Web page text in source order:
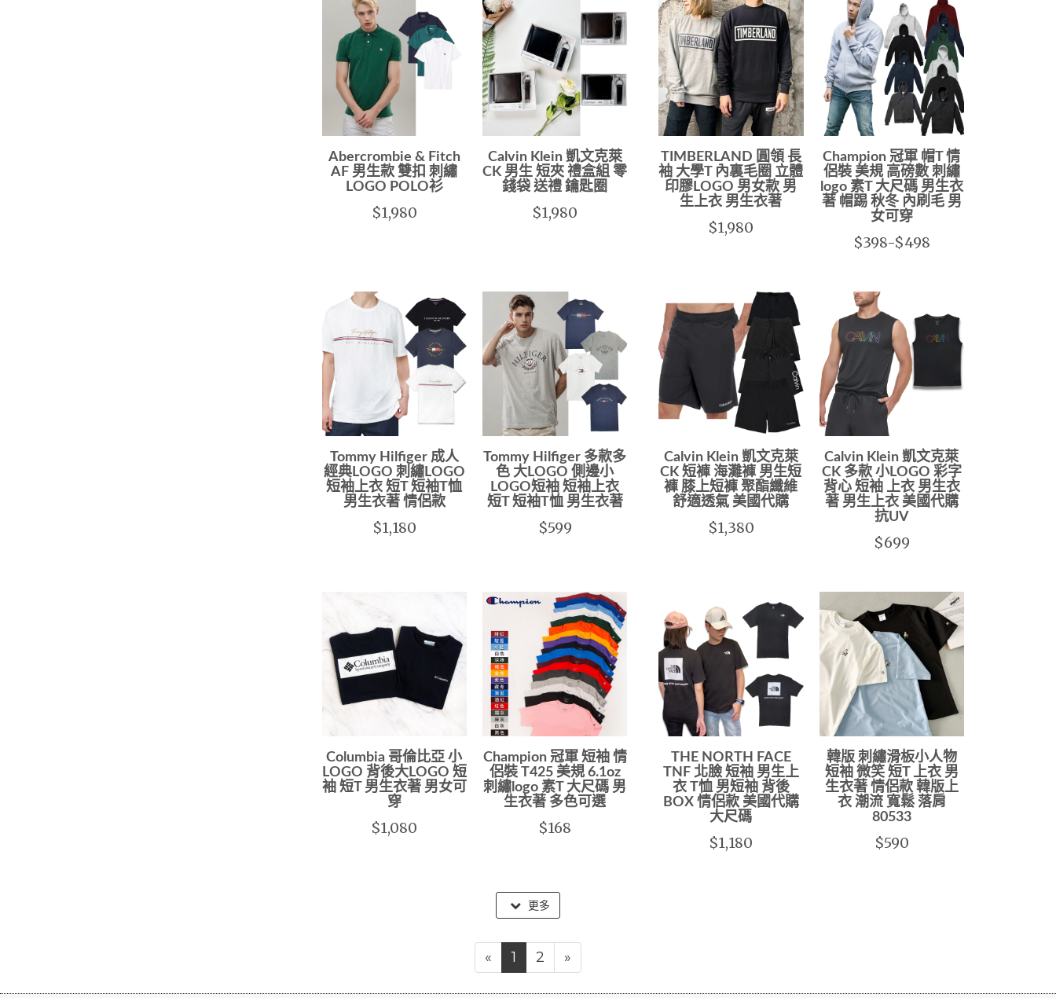
Abercrombie & Fitch
AF 男生款 雙扣 刺繡
LOGO POLO衫
$1,980
Calvin Klein 凱文克萊
CK 男生 短夾 禮盒組 零
錢袋 送禮 鑰匙圈
$1,980
TIMBERLAND 圓領 長
袖 大學T 內裏毛圈 立體
印膠LOGO 男女款 男
生上衣 男生衣著
$1,980
Champion 冠軍 帽T 情
侶裝 美規 高磅數 刺繡
logo 素T 大尺碼 男生衣
著 帽踢 秋冬 內刷毛 男
女可穿
$398-$498
Tommy Hilfiger 成人
經典LOGO 刺繡LOGO
短袖上衣 短T 短袖T恤
男生衣著 情侶款
$1,180
Tommy Hilfiger 多款多
色 大LOGO 側邊小
LOGO短袖 短袖上衣
短T 短袖T恤 男生衣著
$599
Calvin Klein 凱文克萊
CK 短褲 海灘褲 男生短
褲 膝上短褲 聚酯纖維
舒適透氣 美國代購
$1,380
Calvin Klein 凱文克萊
CK 多款 小LOGO 彩字
背心 短袖 上衣 男生衣
著 男生上衣 美國代購
抗UV
$699
Columbia 哥倫比亞 小
LOGO 背後大LOGO 短
袖 短T 男生衣著 男女可
穿
$1,080
Champion 冠軍 短袖 情
侶裝 T425 美規 6.1oz
刺繡logo 素T 大尺碼 男
生衣著 多色可選
$168
THE NORTH FACE
TNF 北臉 短袖 男生上
衣 T恤 男短袖 背後
BOX 情侶款 美國代購
大尺碼
$1,180
韓版 刺繡滑板小人物
短袖 微笑 短T 上衣 男
生衣著 情侶款 韓版上
衣 潮流 寬鬆 落肩
80533
$590
更多
« 1 2 »